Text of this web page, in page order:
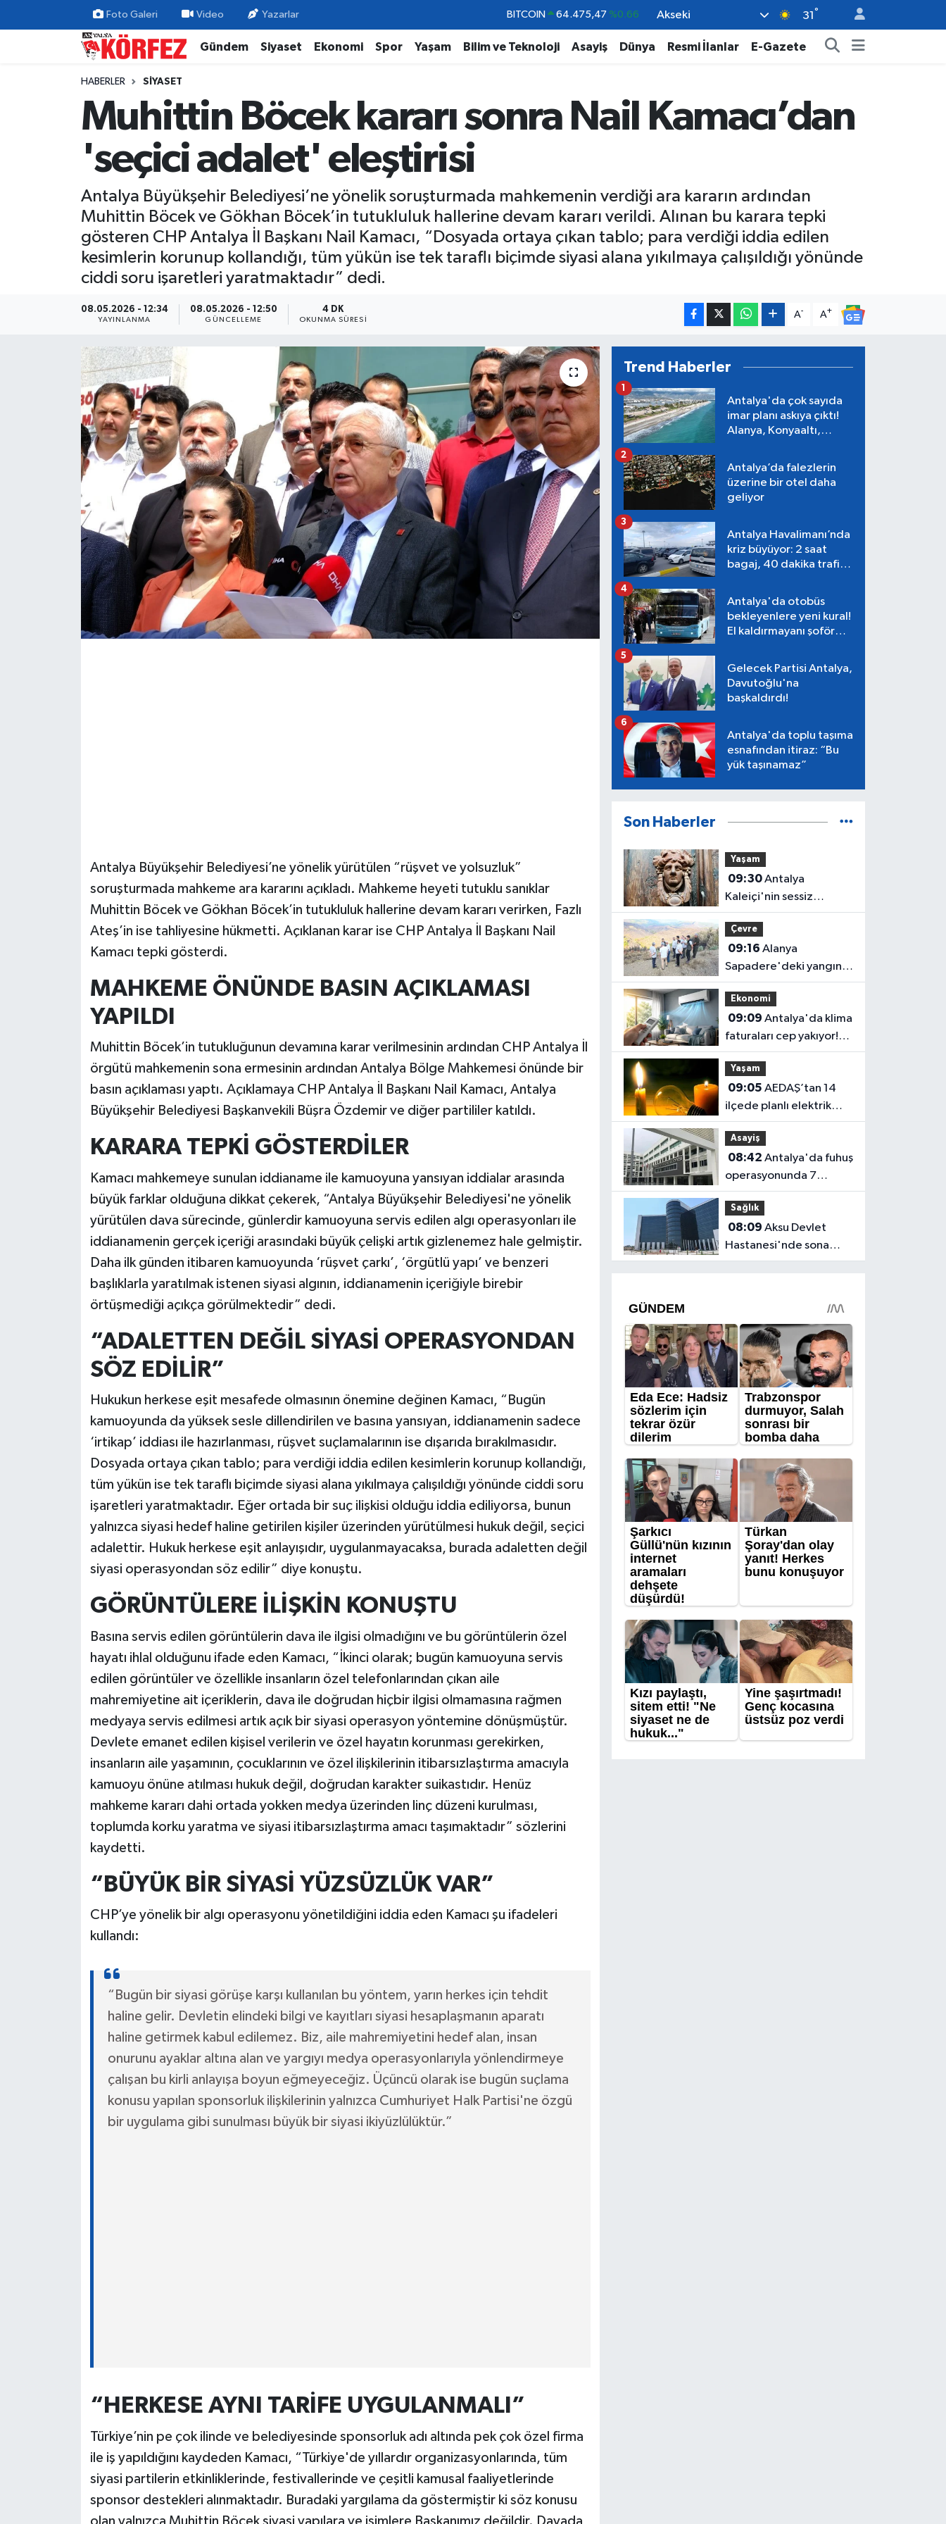
Foto Galeri Video Yazarlar DOLAR 47,5971 %0.05
EURO 55,1336 %0.18
BİST100 13.703
Akseki 31 °
Gündem Siyaset Ekonomi Spor Yaşam Bilim ve Teknoloji Asayiş Dünya Resmi İlanlar E-Gazete
HABERLER SIYASET
Muhittin Böcek kararı sonra Nail Kamacı’dan
'seçici adalet' eleştirisi
Antalya Büyükşehir Belediyesi’ne yönelik soruşturmada mahkemenin verdiği ara kararın ardından
Muhittin Böcek ve Gökhan Böcek’in tutukluluk hallerine devam kararı verildi. Alınan bu karara tepki
gösteren CHP Antalya İl Başkanı Nail Kamacı, “Dosyada ortaya çıkan tablo; para verdiği iddia edilen
kesimlerin korunup kollandığı, tüm yükün ise tek taraflı biçimde siyasi alana yıkılmaya çalışıldığı yönünde
ciddi soru işaretleri yaratmaktadır” dedi.
08.05.2026 - 12:34
YAYINLANMA
08.05.2026 - 12:50
GÜNCELLEME
4 DK
OKUNMA SÜRESI
A- A+
Antalya Büyükşehir Belediyesi’ne yönelik yürütülen “rüşvet ve yolsuzluk”
soruşturmada mahkeme ara kararını açıkladı. Mahkeme heyeti tutuklu sanıklar
Muhittin Böcek ve Gökhan Böcek’in tutukluluk hallerine devam kararı verirken, Fazlı
Ateş’in ise tahliyesine hükmetti. Açıklanan karar ise CHP Antalya İl Başkanı Nail
Kamacı tepki gösterdi.
MAHKEME ÖNÜNDE BASIN AÇIKLAMASI
YAPILDI
Muhittin Böcek’in tutukluğunun devamına karar verilmesinin ardından CHP Antalya İl
örgütü mahkemenin sona ermesinin ardından Antalya Bölge Mahkemesi önünde bir
basın açıklaması yaptı. Açıklamaya CHP Antalya İl Başkanı Nail Kamacı, Antalya
Büyükşehir Belediyesi Başkanvekili Büşra Özdemir ve diğer partililer katıldı.
KARARA TEPKİ GÖSTERDİLER
Kamacı mahkemeye sunulan iddianame ile kamuoyuna yansıyan iddialar arasında
büyük farklar olduğuna dikkat çekerek, “Antalya Büyükşehir Belediyesi'ne yönelik
yürütülen dava sürecinde, günlerdir kamuoyuna servis edilen algı operasyonları ile
iddianamenin gerçek içeriği arasındaki büyük çelişki artık gizlenemez hale gelmiştir.
Daha ilk günden itibaren kamuoyunda ‘rüşvet çarkı’, ‘örgütlü yapı’ ve benzeri
başlıklarla yaratılmak istenen siyasi algının, iddianamenin içeriğiyle birebir
örtüşmediği açıkça görülmektedir” dedi.
“ADALETTEN DEĞİL SİYASİ OPERASYONDAN
SÖZ EDİLİR”
Hukukun herkese eşit mesafede olmasının önemine değinen Kamacı, “Bugün
kamuoyunda da yüksek sesle dillendirilen ve basına yansıyan, iddianamenin sadece
‘irtikap’ iddiası ile hazırlanması, rüşvet suçlamalarının ise dışarıda bırakılmasıdır.
Dosyada ortaya çıkan tablo; para verdiği iddia edilen kesimlerin korunup kollandığı,
tüm yükün ise tek taraflı biçimde siyasi alana yıkılmaya çalışıldığı yönünde ciddi soru
işaretleri yaratmaktadır. Eğer ortada bir suç ilişkisi olduğu iddia ediliyorsa, bunun
yalnızca siyasi hedef haline getirilen kişiler üzerinden yürütülmesi hukuk değil, seçici
adalettir. Hukuk herkese eşit anlayışıdır, uygulanmayacaksa, burada adaletten değil
siyasi operasyondan söz edilir” diye konuştu.
GÖRÜNTÜLERE İLİŞKİN KONUŞTU
Basına servis edilen görüntülerin dava ile ilgisi olmadığını ve bu görüntülerin özel
hayatı ihlal olduğunu ifade eden Kamacı, “İkinci olarak; bugün kamuoyuna servis
edilen görüntüler ve özellikle insanların özel telefonlarından çıkan aile
mahremiyetine ait içeriklerin, dava ile doğrudan hiçbir ilgisi olmamasına rağmen
medyaya servis edilmesi artık açık bir siyasi operasyon yöntemine dönüşmüştür.
Devlete emanet edilen kişisel verilerin ve özel hayatın korunması gerekirken,
insanların aile yaşamının, çocuklarının ve özel ilişkilerinin itibarsızlaştırma amacıyla
kamuoyu önüne atılması hukuk değil, doğrudan karakter suikastıdır. Henüz
mahkeme kararı dahi ortada yokken medya üzerinden linç düzeni kurulması,
toplumda korku yaratma ve siyasi itibarsızlaştırma amacı taşımaktadır” sözlerini
kaydetti.
“BÜYÜK BİR SİYASİ YÜZSÜZLÜK VAR”
CHP’ye yönelik bir algı operasyonu yönetildiğini iddia eden Kamacı şu ifadeleri
kullandı:
“Bugün bir siyasi görüşe karşı kullanılan bu yöntem, yarın herkes için tehdit
haline gelir. Devletin elindeki bilgi ve kayıtları siyasi hesaplaşmanın aparatı
haline getirmek kabul edilemez. Biz, aile mahremiyetini hedef alan, insan
onurunu ayaklar altına alan ve yargıyı medya operasyonlarıyla yönlendirmeye
çalışan bu kirli anlayışa boyun eğmeyeceğiz. Üçüncü olarak ise bugün suçlama
konusu yapılan sponsorluk ilişkilerinin yalnızca Cumhuriyet Halk Partisi'ne özgü
bir uygulama gibi sunulması büyük bir siyasi ikiyüzlülüktür.”
“HERKESE AYNI TARİFE UYGULANMALI”
Türkiye’nin pe çok ilinde ve belediyesinde sponsorluk adı altında pek çok özel firma
ile iş yapıldığını kaydeden Kamacı, “Türkiye'de yıllardır organizasyonlarında, tüm
siyasi partilerin etkinliklerinde, festivallerinde ve çeşitli kamusal faaliyetlerinde
sponsor destekleri alınmaktadır. Buradaki yargılama da göstermiştir ki söz konusu
olan yalnızca Muhittin Böcek siyasi yapılara ve isimlere Başkanımız değildir. Davada
Trend Haberler
Antalya'da çok sayıda
imar planı askıya çıktı!
Alanya, Konyaaltı,
1
Antalya’da falezlerin
üzerine bir otel daha
geliyor
2
Antalya Havalimanı’nda
kriz büyüyor: 2 saat
bagaj, 40 dakika trafik,
3
Antalya'da otobüs
bekleyenlere yeni kural!
El kaldırmayanı şoför
4
Gelecek Partisi Antalya,
Davutoğlu'na
başkaldırdı!
5
Antalya'da toplu taşıma
esnafından itiraz: “Bu
yük taşınamaz”
6
Son Haberler
Yaşam
09:30Antalya
Kaleiçi'nin sessiz
tanıkları: Yüzyıllardır
hikaye anlatan kapı
tokmakları
Çevre
09:16
Sapadere'deki yangın
sahasında
rehabilitasyon başladı!
Ekonomi
09:09
faturaları cep yakıyor!
Uzmandan altın
tavsiyeler
Yaşam
09:05
ilçede planlı elektrik
kesintisi: İşte
etkilenecek ilçeler
Asayiş
08:42
operasyonunda 7
tutuklama! Soruşturma
genişliyor
Sağlık
08:09
Hastanesi'nde sona
yaklaşıldı
Gündem
Yerel Yönetim
Magazin
Kültür ve Sanat
Sivil Toplum
Bilim ve Teknoloji
Nöbetçi Eczaneler
Trafik Durumu
Süper Lig Puan Durumu ve Fikstür
Tüm Manşetler
Son Dakika Haberleri
Haber Arşivi